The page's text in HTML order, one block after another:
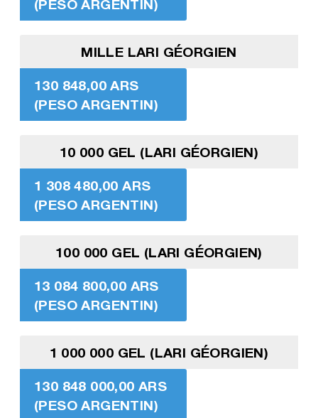
(PESO ARGENTIN)
MILLE LARI GÉORGIEN
130 848,00 ARS
(PESO ARGENTIN)
10 000 GEL (LARI GÉORGIEN)
1 308 480,00 ARS
(PESO ARGENTIN)
100 000 GEL (LARI GÉORGIEN)
13 084 800,00 ARS
(PESO ARGENTIN)
1 000 000 GEL (LARI GÉORGIEN)
130 848 000,00 ARS
(PESO ARGENTIN)